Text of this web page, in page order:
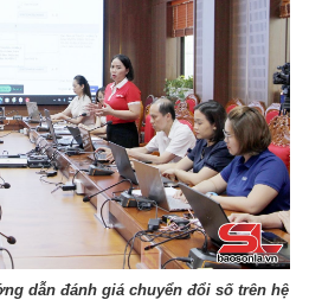
dẫn đánh giá chuyển đổi số trên hệ